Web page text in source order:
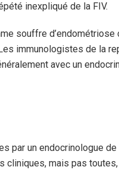
inexpliqué de la FIV.
souffre d’endométriose
immunologistes de la
avec un
par un endocrinologue
cliniques, mais pas